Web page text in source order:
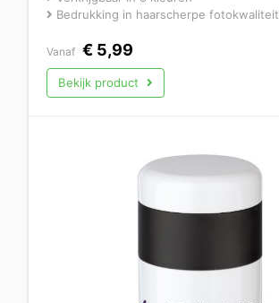
Bedrukking in haarscherpe fotokwaliteit
Vanaf € 5,99
Bekijk product